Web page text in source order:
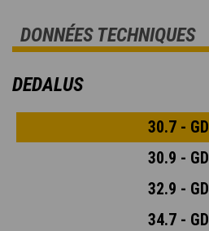
DONNÉES TECHNIQUES
DEDALUS
30.7 - GD
30.9 - GD
32.9 - GD
34.7 - GD